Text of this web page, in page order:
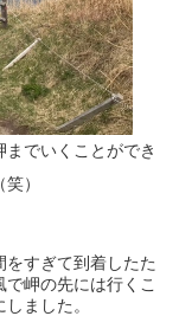
でいくことができ
）
すぎて到着したた
岬の先には行くこ
ました。